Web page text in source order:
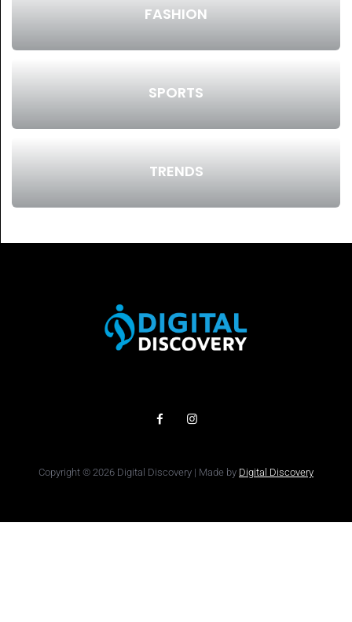
FASHION
SPORTS
TRENDS
Copyright © 2026 Digital Discovery | Made by Digital Discovery